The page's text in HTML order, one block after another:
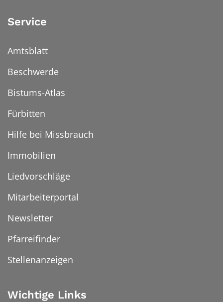
Service
Amtsblatt
Beschwerde
Bistums-Atlas
Fürbitten
Hilfe bei Missbrauch
Immobilien
Liedvorschläge
Mitarbeiterportal
Newsletter
Pfarreifinder
Stellenanzeigen
Wichtige Links